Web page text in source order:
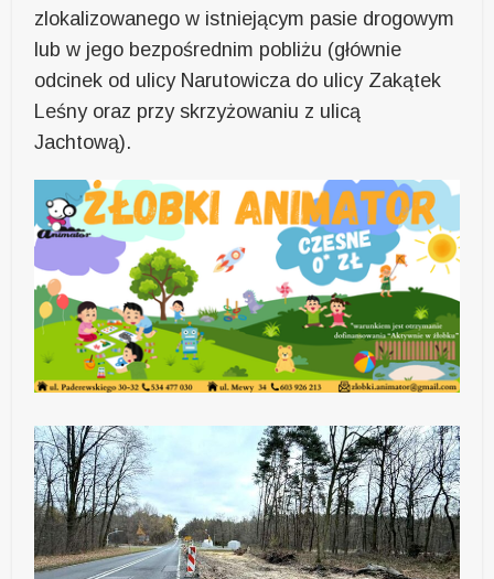
zlokalizowanego w istniejącym pasie drogowym
lub w jego bezpośrednim pobliżu (głównie
odcinek od ulicy Narutowicza do ulicy Zakątek
Leśny oraz przy skrzyżowaniu z ulicą
Jachtową).